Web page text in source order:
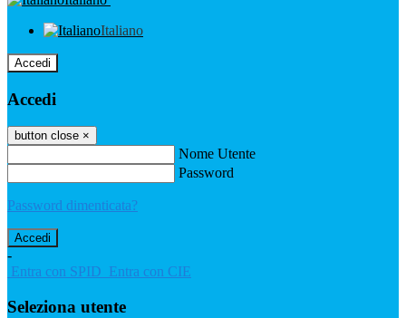
Italiano
Accedi
Accedi
button close ×
Nome Utente
Password
Password dimenticata?
-
Entra con SPID Entra con CIE
Seleziona utente